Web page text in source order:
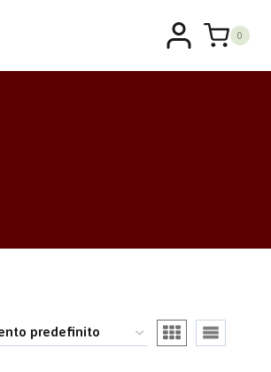
0